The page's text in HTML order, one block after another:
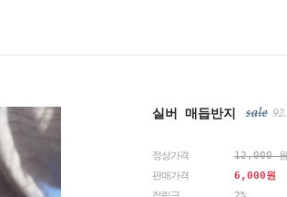
실버 매듭반지
정상가격
12,000
판매가격
6,000원